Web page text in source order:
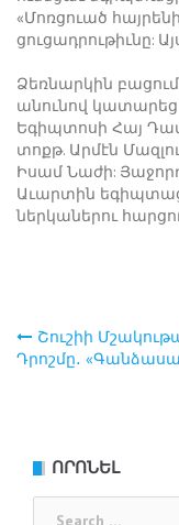
«Մոռցուած
ցուցադրութիւնը:
Ձեռնարկին
անունով
Եգիպտոսի Հայ
տոքթ. Արմէն
Իսամ Նաժի:
Աւարտին
ներկաներու
Post
Շուշիի
Դրոշմը․
ՈՐՈՆԵԼ